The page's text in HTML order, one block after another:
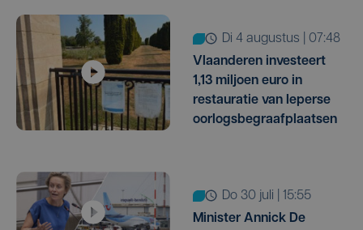
di 4 augustus | 07:48
Vlaanderen investeert
1,13 miljoen euro in
restauratie van Ieperse
oorlogsbegraafplaatsen
do 30 juli | 15:55
Minister Annick De